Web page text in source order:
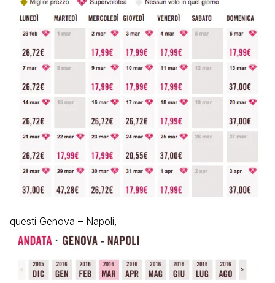
questi Genova – Napoli,